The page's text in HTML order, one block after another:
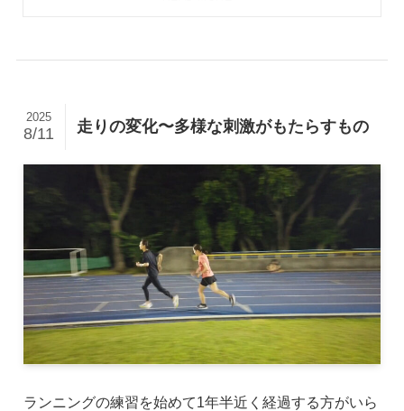
走りの変化〜多様な刺激がもたらすもの
2025
8/11
ランニングの練習を始めて1年半近く経過する方がいら